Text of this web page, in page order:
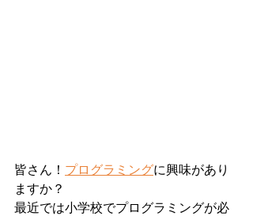
皆さん！ プログラミングに興味があり
ますか？
最近では小学校でプログラミングが必